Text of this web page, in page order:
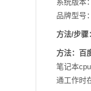
系统版本
品牌型号
方法/步骤
方法：百
笔记本
通工作时